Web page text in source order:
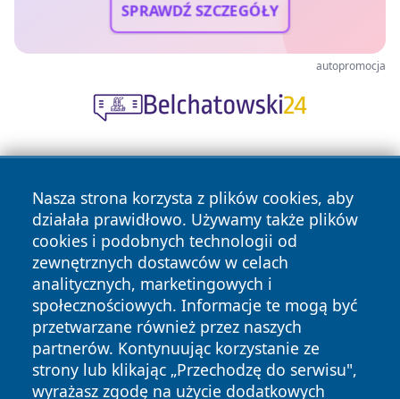
SPRAWDŹ SZCZEGÓŁY
autopromocja
Nasza strona korzysta z plików cookies, aby
działała prawidłowo. Używamy także plików
cookies i podobnych technologii od
zewnętrznych dostawców w celach
analitycznych, marketingowych i
społecznościowych. Informacje te mogą być
przetwarzane również przez naszych
partnerów. Kontynuując korzystanie ze
strony lub klikając „Przechodzę do serwisu",
wyrażasz zgodę na użycie dodatkowych
Copyright © 2026 bedzinski24.pl Wszystkie prawa
zastrzeżone.
News Autorzy
Polityka
Prywatności
Polityka
Cookies